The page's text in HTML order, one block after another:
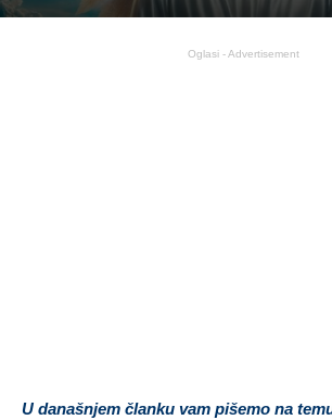
Oglasi - Advertisement
U današnjem članku vam pišemo na